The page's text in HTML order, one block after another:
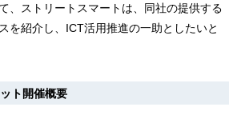
、ストリートスマートは、同社の提供する
を紹介し、ICT活用推進の一助としたいと
ト開催概要